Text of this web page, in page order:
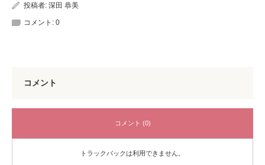
投稿者: 深田 恭美
コメント: 0
コメント
コメント (0)
トラックバックは利用できません。